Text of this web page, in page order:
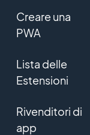
Creare una
PWA
Lista delle
Estensioni
Rivenditori di
app